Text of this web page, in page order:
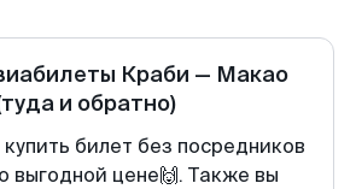
Краби — Макао
и обратно)
билет без посредников
выгодной цене🙌. Также вы